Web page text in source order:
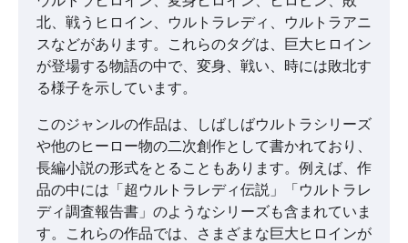
北、戦うヒロイン、ウルトラレディ、ウルトラアニ
スなどがあります。これらのタグは、巨大ヒロイン
が登場する物語の中で、変身、戦い、時には敗北す
る様子を示しています。
このジャンルの作品は、しばしばウルトラシリーズ
や他のヒーロー物の二次創作として書かれており、
長編小説の形式をとることもあります。例えば、作
品の中には「超ウルトラレディ伝説」「ウルトラレ
ディ調査報告書」のようなシリーズも含まれていま
す。これらの作品では、さまざまな巨大ヒロインが